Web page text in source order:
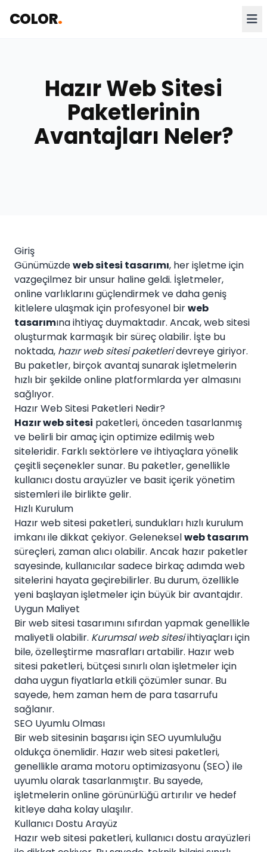
COLOR.
Hazır Web Sitesi
Paketlerinin
Avantajları Neler?
Giriş
Günümüzdeweb sitesi tasarımı, her işletme için
vazgeçilmez bir unsur haline geldi. İşletmeler,
online varlıklarını güçlendirmek ve daha geniş
kitlelere ulaşmak için profesyonel birweb
tasarımına ihtiyaç duymaktadır. Ancak, web sitesi
oluşturmak karmaşık bir süreç olabilir. İşte bu
noktada, hazır web sitesi paketleridevreye giriyor.
Bu paketler, birçok avantaj sunarak işletmelerin
hızlı bir şekilde online platformlarda yer almasını
sağlıyor.
Hazır Web Sitesi Paketleri Nedir?
Hazır web sitesi paketleri, önceden tasarlanmış
ve belirli bir amaç için optimize edilmiş web
siteleridir. Farklı sektörlere ve ihtiyaçlara yönelik
çeşitli seçenekler sunar. Bu paketler, genellikle
kullanıcı dostu arayüzler ve basit içerik yönetim
sistemleri ile birlikte gelir.
Hızlı Kurulum
Hazır web sitesi paketleri, sundukları hızlı kurulum
imkanı ile dikkat çekiyor. Gelenekselweb tasarım
süreçleri, zaman alıcı olabilir. Ancak hazır paketler
sayesinde, kullanıcılar sadece birkaç adımda web
sitelerini hayata geçirebilirler. Bu durum, özellikle
yeni başlayan işletmeler için büyük bir avantajdır.
Uygun Maliyet
Bir web sitesi tasarımını sıfırdan yapmak genellikle
maliyetli olabilir. Kurumsal web sitesiihtiyaçları için
bile, özelleştirme masrafları artabilir. Hazır web
sitesi paketleri, bütçesi sınırlı olan işletmeler için
daha uygun fiyatlarla etkili çözümler sunar. Bu
sayede, hem zaman hem de para tasarrufu
sağlanır.
SEO Uyumlu Olması
Bir web sitesinin başarısı için SEO uyumluluğu
oldukça önemlidir. Hazır web sitesi paketleri,
genellikle arama motoru optimizasyonu (SEO) ile
uyumlu olarak tasarlanmıştır. Bu sayede,
işletmelerin online görünürlüğü artırılır ve hedef
kitleye daha kolay ulaşılır.
Kullanıcı Dostu Arayüz
Hazır web sitesi paketleri, kullanıcı dostu arayüzleri